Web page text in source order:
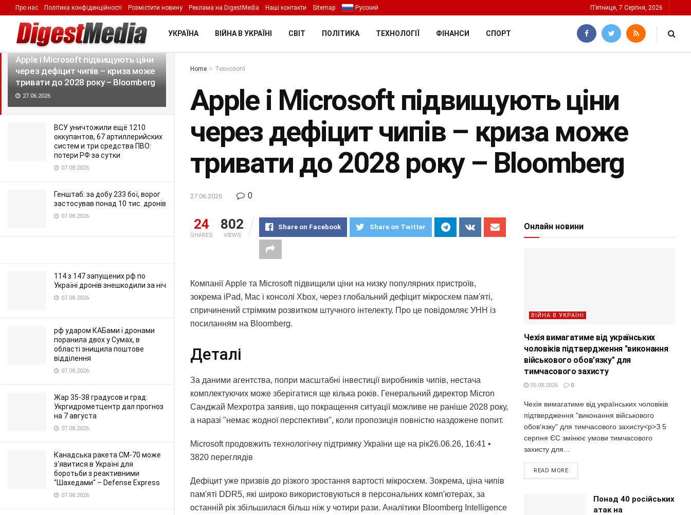
LATEST TRENDING Filter
Apple і Microsoft підвищують ціни
через дефіцит чипів – криза може
тривати до 2028 року – Bloomberg
27.06.2026
ВСУ уничтожили ещё 1210
оккупантов, 67 артиллерийских
систем и три средства ПВО:
потери РФ за сутки
07.08.2026
Генштаб: за добу 233 бої, ворог
застосував понад 10 тис. дронів
07.08.2026
114 з 147 запущених рф по
Україні дронів знешкодили за ніч
07.08.2026
рф ударом КАБами і дронами
поранила двох у Сумах, в
області знищила поштове
відділення
07.08.2026
Жар 35-38 градусов и град:
Укргидрометцентр дал прогноз
на 7 августа
07.08.2026
Канадська ракета CM-70 може
з'явитися в Україні для
боротьби з реактивними
"Шахедами" – Defense Express
07.08.2026
Про нас Політика конфіденційності Розмістити новину Реклама на DigestMedia Наші контакти Sitemap Русский П’ятниця, 7 Серпня, 2026
УКРАЇНА ВІЙНА В УКРАЇНІ СВІТ ПОЛІТИКА ТЕХНОЛОГІЇ ФІНАНСИ СПОРТ
Home Технології
Apple і Microsoft підвищують ціни
через дефіцит чипів – криза може
тривати до 2028 року – Bloomberg
27.06.2026 0
24
SHARES
802
VIEWS
Share on Facebook Share on Twitter
Компанії Apple та Microsoft підвищили ціни на низку популярних пристроїв,
зокрема iPad, Mac і консолі Xbox, через глобальний дефіцит мікросхем пам'яті,
спричинений стрімким розвитком штучного інтелекту. Про це повідомляє УНН із
посиланням на Bloomberg.
Деталі
За даними агентства, попри масштабні інвестиції виробників чипів, нестача
комплектуючих може зберігатися ще кілька років. Генеральний директор Micron
Санджай Мехротра заявив, що покращення ситуації можливе не раніше 2028 року,
а наразі "немає жодної перспективи", коли пропозиція повністю наздожене попит.
Microsoft продовжить технологічну підтримку України ще на рік26.06.26, 16:41 •
3820 переглядiв
Дефіцит уже призвів до різкого зростання вартості мікросхем. Зокрема, ціна чипів
пам'яті DDR5, які широко використовуються в персональних комп'ютерах, за
останній рік збільшилася більш ніж у чотири рази. Аналітики Bloomberg Intelligence
Онлайн новини
ВІЙНА В УКРАЇНІ
Чехія вимагатиме від українських
чоловіків підтвердження "виконання
військового обов'язку" для
тимчасового захисту
05.08.2026 0
Чехія вимагатиме від українських чоловіків
підтвердження "виконання військового
обов'язку" для тимчасового захисту<p>З 5
серпня ЄС змінює умови тимчасового
захисту для...
READ MORE
Понад 40 російських
атак на